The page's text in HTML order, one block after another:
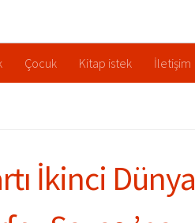
Çocuk Kitap istek İletişim
İkinci Dünya